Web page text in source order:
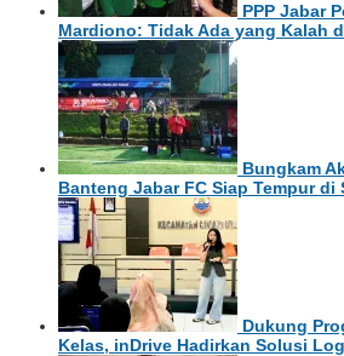
PPP Jabar
Mardiono: Tidak Ada yang Kalah
Bungkam
Banteng Jabar FC Siap Tempur
Dukung
Kelas, inDrive Hadirkan Solusi